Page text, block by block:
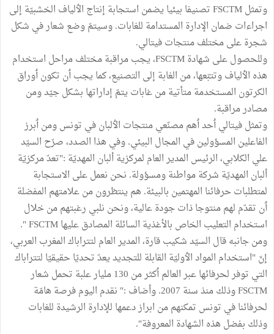
وتمثل FSCTM تصنيفا بيئيا يضمن استجابة إنتاج الٲلياف الخشبيّة إلى
اجراءات ضمان الإدارة المستدامة للغابات. وسيتمّ وضع شعار في شكل
شجرة على مختلف منتجات فيتالي.
وللحصول على شهادة FSCTM، يجب مراقبة مختلف مراحل استخدام
هذه الٲلياف وتتبّعها، من الغابة إلى التصنيع، كما يجب ٲن تكون ٲوراق
الكرتون المستخدمة متأتية من غابات يتمّ إداراتها بشكل جيّد ومن
مصادر مراقبة.
وتمثل فيتالي ٲحد ٲهم مصنّعي منتجات الٲلبان في تونس ومن ٲبرز
الفاعلين المسؤولين في المجال البيئي. وفي هذا الصدد، صرّح السيّد
علي الكلابي، الرئيس المدير العام لمركزية ألبان المهديّة :"تعدّ مركزيّة
ألبان المهديّة شركة مواطنة ومسؤولة. نحن نعمل على الاستجابة
لمتطلبات حرفائنا المهتمين بالبيئة. هم ينتظرون من علامتهم المفضلة
ٲن تقدّم لهم منتوجا ذات جودة عالية، ونحن نلبي رغبتهم من خلال
استخدام التعليب الخاص بالأغذية السائلة المصادق عليها FSCTM ".
ومن جانبه قال السيّد شكيب قارة، المدير العام لتتراباك المغرب العربي،
إنّ "استخدام المواد الٲوليّة القابلة للتجديد يعدّ تحديّا حقيقيّا لتتراباك
التي توفر لحرفائها عبر العالم ٲكثر من 130 مليار علبة تحمل شعار
FSCTM وذلك منذ سنة 2007. وأضاف :" نقدم اليوم فرصة هامّة
لحرفائنا في تونس تمكنهم من ابراز دعمها للإدارة الرشيدة للغابات
وذلك بفضل هذه الشهادة المعروفة".